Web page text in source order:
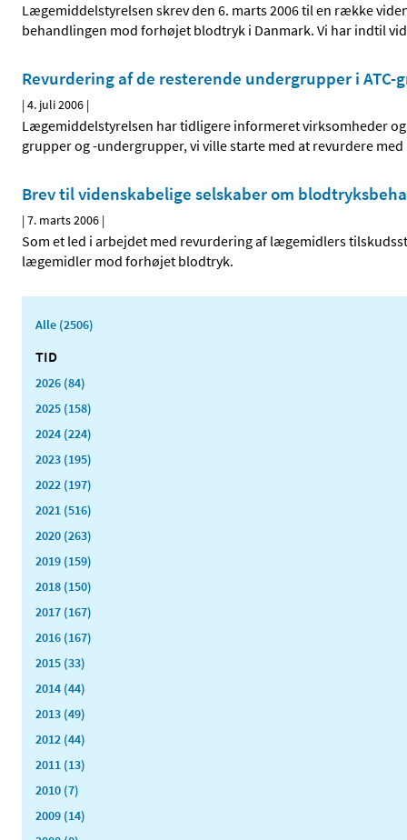
Lægemiddelstyrelsen skrev den 6. marts 2006 til en række
behandlingen mod forhøjet blodtryk i Danmark. Vi har indtil
Revurdering af de resterende undergrupper i ATC-
|4. juli 2006 |
Lægemiddelstyrelsen har tidligere informeret virksomheder
grupper og -undergrupper, vi ville starte med at revurdere
Brev til videnskabelige selskaber om
|7. marts 2006 |
Som et led i arbejdet med revurdering af lægemidlers
lægemidler mod forhøjet blodtryk.
Alle (2506)
TID
2026 (84)
2025 (158)
2024 (224)
2023 (195)
2022 (197)
2021 (516)
2020 (263)
2019 (159)
2018 (150)
2017 (167)
2016 (167)
2015 (33)
2014 (44)
2013 (49)
2012 (44)
2011 (13)
2010 (7)
2009 (14)